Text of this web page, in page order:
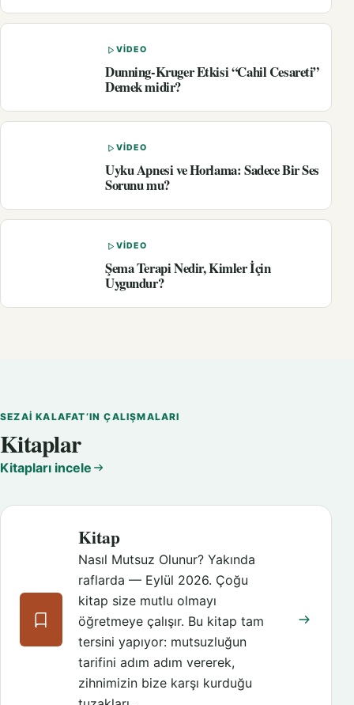
VIDEO
Dunning-Kruger Etkisi “Cahil Cesareti”
Demek midir?
VIDEO
Uyku Apnesi ve Horlama: Sadece Bir Ses
Sorunu mu?
VIDEO
Şema Terapi Nedir, Kimler İçin
Uygundur?
SEZAI KALAFAT’IN ÇALIŞMALARI
Kitaplar
Kitapları incele
Kitap
Nasıl Mutsuz Olunur? Yakında
raflarda — Eylül 2026. Çoğu
kitap size mutlu olmayı
öğretmeye çalışır. Bu kitap tam
tersini yapıyor: mutsuzluğun
tarifini adım adım vererek,
zihnimizin bize karşı kurduğu